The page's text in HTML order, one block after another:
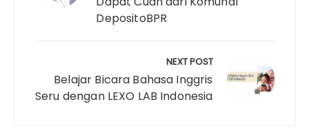
t
DepositoBPR
NEXT POST
Belajar Bicara Bahasa Inggris
Seru dengan LEXO LAB Indonesia